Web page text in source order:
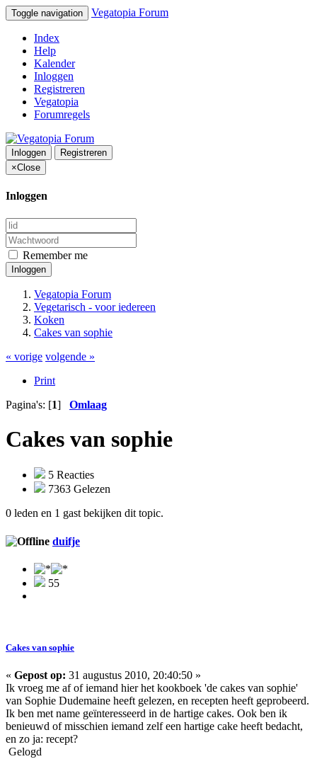
Toggle navigation Vegatopia Forum
Index
Help
Kalender
Inloggen
Registreren
Vegatopia
Forumregels
Inloggen
Registreren
×Close
Inloggen
Remember me
Inloggen
Vegatopia Forum
Vegetarisch - voor iedereen
Koken
Cakes van sophie
« vorige volgende »
Print
Pagina's: [1] Omlaag
Cakes van sophie
5 Reacties
7363 Gelezen
0 leden en 1 gast bekijken dit topic.
duifje
55
Cakes van sophie
« Gepost op: 31 augustus 2010, 20:40:50 »
Ik vroeg me af of iemand hier het kookboek 'de cakes van sophie'
van Sophie Dudemaine heeft gelezen, en recepten heeft geprobeerd.
Ik ben met name geïnteresseerd in de hartige cakes. Ook ben ik
benieuwd of misschien iemand zelf een hartige cake heeft bedacht,
en zo ja: recept?
Gelogd